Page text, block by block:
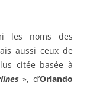
les noms des
aussi ceux de
citée basée à
», d’Orlando